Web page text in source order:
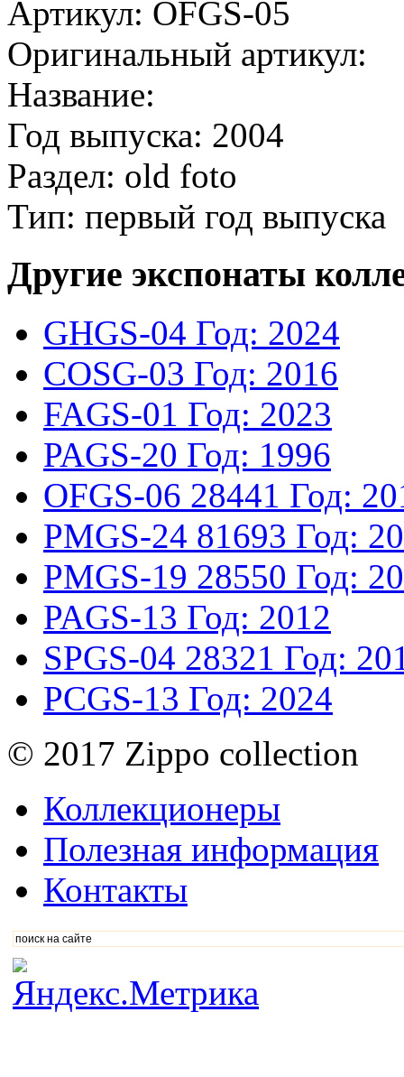
Артикул: OFGS-05
Оригинальный артикул:
Название:
Год выпуска: 2004
Раздел: old foto
Тип: первый год выпуска
Другие экспонаты
GHGS-04 Год: 2024
COSG-03 Год: 2016
FAGS-01 Год: 2023
PAGS-20 Год: 1996
OFGS-06 28441 Год:
PMGS-24 81693 Год:
PMGS-19 28550 Год:
PAGS-13 Год: 2012
SPGS-04 28321 Год:
PCGS-13 Год: 2024
© 2017 Zippo collection
Коллекционеры
Полезная информация
Контакты